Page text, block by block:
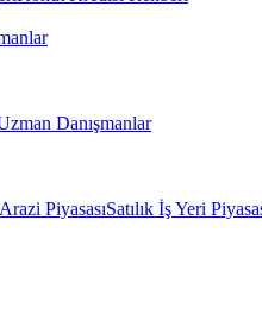
Danışmanlar
PiyasasıSatılık İş Yeri